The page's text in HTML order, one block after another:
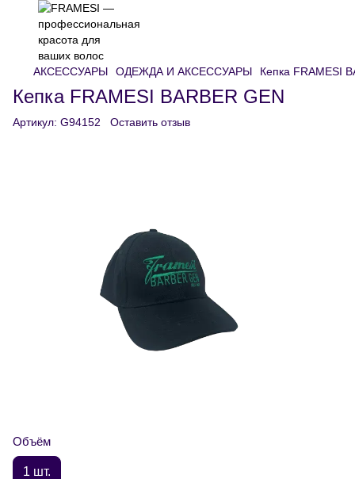
АКСЕССУАРЫ ОДЕЖДА И АКСЕССУАРЫ Кепка FRAMESI
Кепка FRAMESI BARBER GEN
Артикул: G94152 Оставить отзыв
Объём
1 шт.